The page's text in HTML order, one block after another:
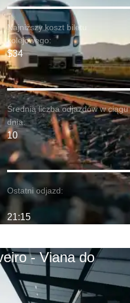
Najniższy koszt biletu
kolejowego:
$34
Średnia liczba odjazdów w ciągu
dnia:
10
Ostatni odjazd:
21:15
- Viana do